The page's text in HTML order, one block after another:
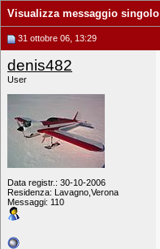
Visualizza messaggio singolo
31 ottobre 06, 13:29
denis482
User
Data registr.: 30-10-2006
Residenza: Lavagno,Verona
Messaggi: 110